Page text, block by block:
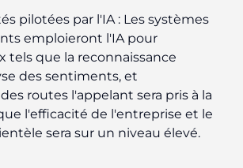
pilotées par l'IA : Les systèmes
emploieront l'IA pour
tels que la reconnaissance
des sentiments, et
routes l'appelant sera pris à la
l'efficacité de l'entreprise et le
sera sur un niveau élevé.